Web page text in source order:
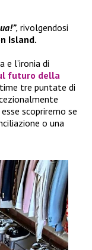
, rivolgendosi
Island.
l’ironia di
futuro della
tre puntate di
scopriremo se
o una